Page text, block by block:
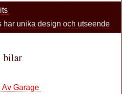
har unika design och utseende
bilar
Garage